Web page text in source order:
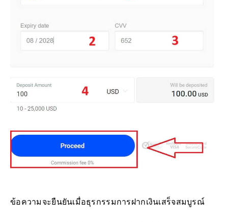
ข้อความจะยืนยันเมื่อธุรกรรมการฝากเงินเสร็จสมบูรณ์